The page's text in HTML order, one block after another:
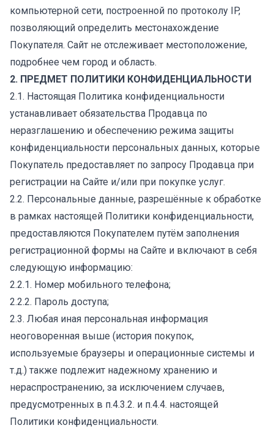
компьютерной сети, построенной по протоколу IP,
позволяющий определить местонахождение
Покупателя. Сайт не отслеживает местоположение,
подробнее чем город и область.
2. ПРЕДМЕТ ПОЛИТИКИ КОНФИДЕНЦИАЛЬНОСТИ
2.1. Настоящая Политика конфиденциальности
устанавливает обязательства Продавца по
неразглашению и обеспечению режима защиты
конфиденциальности персональных данных, которые
Покупатель предоставляет по запросу Продавца при
регистрации на Сайте и/или при покупке услуг.
2.2. Персональные данные, разрешённые к обработке
в рамках настоящей Политики конфиденциальности,
предоставляются Покупателем путём заполнения
регистрационной формы на Сайте и включают в себя
следующую информацию:
2.2.1. Номер мобильного телефона;
2.2.2. Пароль доступа;
2.3. Любая иная персональная информация
неоговоренная выше (история покупок,
используемые браузеры и операционные системы и
т.д.) также подлежит надежному хранению и
нераспространению, за исключением случаев,
предусмотренных в п.4.3.2. и п.4.4. настоящей
Политики конфиденциальности.